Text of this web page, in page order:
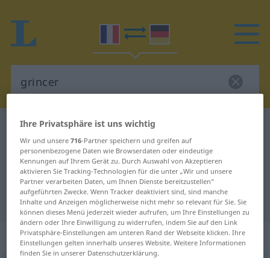
Französisch-Deutsch Wörterbuch
Französisch-Deutsch Übersetzung
für "grincer"
"grincer" Deutsch Übersetzung
„grincer“: verbe intransitif
Ihre Privatsphäre ist uns wichtig
Wir und unsere716-Partner speichern und greifen auf
personenbezogene Daten wie Browserdaten oder eindeutige
Kennungen auf Ihrem Gerät zu. Durch Auswahl von Akzeptieren
aktivieren Sie Tracking-Technologien für die unter „Wir und unsere
Partner verarbeiten Daten, um Ihnen Dienste bereitzustellen“
aufgeführten Zwecke. Wenn Tracker deaktiviert sind, sind manche
Inhalte und Anzeigen möglicherweise nicht mehr so relevant für Sie. Sie
können dieses Menü jederzeit wieder aufrufen, um Ihre Einstellungen zu
ändern oder Ihre Einwilligung zu widerrufen, indem Sie auf den Link
Privatsphäre-Einstellungen am unteren Rand der Webseite klicken. Ihre
Einstellungen gelten innerhalb unseres Website. Weitere Informationen
finden Sie in unserer Datenschutzerklärung.